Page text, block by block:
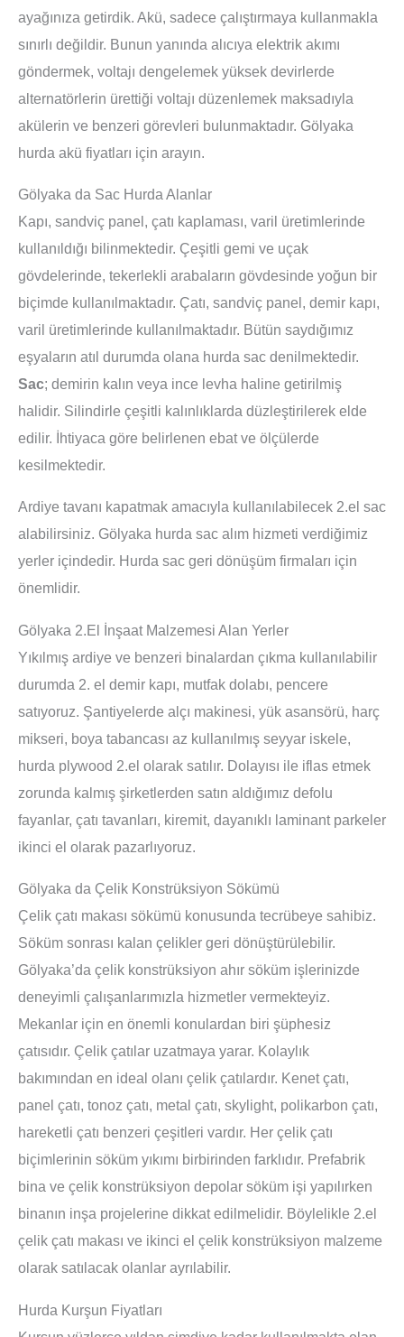
ayağınıza getirdik. Akü, sadece çalıştırmaya kullanmakla
sınırlı değildir. Bunun yanında alıcıya elektrik akımı
göndermek, voltajı dengelemek yüksek devirlerde
alternatörlerin ürettiği voltajı düzenlemek maksadıyla
akülerin ve benzeri görevleri bulunmaktadır. Gölyaka
hurda akü fiyatları için arayın.
Gölyaka da Sac Hurda Alanlar
Kapı, sandviç panel, çatı kaplaması, varil üretimlerinde
kullanıldığı bilinmektedir. Çeşitli gemi ve uçak
gövdelerinde, tekerlekli arabaların gövdesinde yoğun bir
biçimde kullanılmaktadır. Çatı, sandviç panel, demir kapı,
varil üretimlerinde kullanılmaktadır. Bütün saydığımız
eşyaların atıl durumda olana hurda sac denilmektedir.
Sac; demirin kalın veya ince levha haline getirilmiş
halidir. Silindirle çeşitli kalınlıklarda düzleştirilerek elde
edilir. İhtiyaca göre belirlenen ebat ve ölçülerde
kesilmektedir.
Ardiye tavanı kapatmak amacıyla kullanılabilecek 2.el sac
alabilirsiniz. Gölyaka hurda sac alım hizmeti verdiğimiz
yerler içindedir. Hurda sac geri dönüşüm firmaları için
önemlidir.
Gölyaka 2.El İnşaat Malzemesi Alan Yerler
Yıkılmış ardiye ve benzeri binalardan çıkma kullanılabilir
durumda 2. el demir kapı, mutfak dolabı, pencere
satıyoruz. Şantiyelerde alçı makinesi, yük asansörü, harç
mikseri, boya tabancası az kullanılmış seyyar iskele,
hurda plywood 2.el olarak satılır. Dolayısı ile iflas etmek
zorunda kalmış şirketlerden satın aldığımız defolu
fayanlar, çatı tavanları, kiremit, dayanıklı laminant parkeler
ikinci el olarak pazarlıyoruz.
Gölyaka da Çelik Konstrüksiyon Sökümü
Çelik çatı makası sökümü konusunda tecrübeye sahibiz.
Söküm sonrası kalan çelikler geri dönüştürülebilir.
Gölyaka’da çelik konstrüksiyon ahır söküm işlerinizde
deneyimli çalışanlarımızla hizmetler vermekteyiz.
Mekanlar için en önemli konulardan biri şüphesiz
çatısıdır. Çelik çatılar uzatmaya yarar. Kolaylık
bakımından en ideal olanı çelik çatılardır. Kenet çatı,
panel çatı, tonoz çatı, metal çatı, skylight, polikarbon çatı,
hareketli çatı benzeri çeşitleri vardır. Her çelik çatı
biçimlerinin söküm yıkımı birbirinden farklıdır. Prefabrik
bina ve çelik konstrüksiyon depolar söküm işi yapılırken
binanın inşa projelerine dikkat edilmelidir. Böylelikle 2.el
çelik çatı makası ve ikinci el çelik konstrüksiyon malzeme
olarak satılacak olanlar ayrılabilir.
Hurda Kurşun Fiyatları